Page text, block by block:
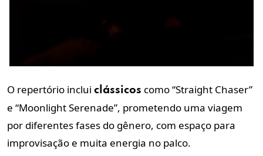
O repertório inclui clássicos como “Straight Chaser”
e “Moonlight Serenade”, prometendo uma viagem
por diferentes fases do gênero, com espaço para
improvisação e muita energia no palco.